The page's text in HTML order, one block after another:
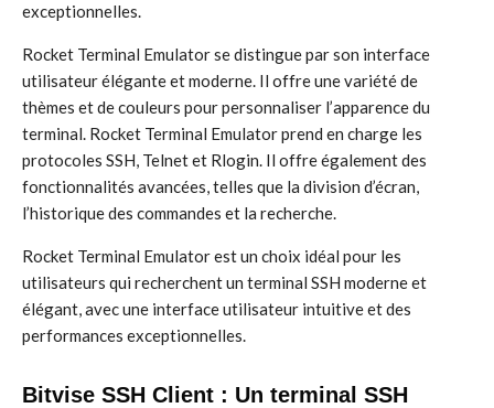
exceptionnelles.
Rocket Terminal Emulator se distingue par son interface
utilisateur élégante et moderne. Il offre une variété de
thèmes et de couleurs pour personnaliser l’apparence du
terminal. Rocket Terminal Emulator prend en charge les
protocoles SSH, Telnet et Rlogin. Il offre également des
fonctionnalités avancées, telles que la division d’écran,
l’historique des commandes et la recherche.
Rocket Terminal Emulator est un choix idéal pour les
utilisateurs qui recherchent un terminal SSH moderne et
élégant, avec une interface utilisateur intuitive et des
performances exceptionnelles.
Bitvise SSH Client : Un terminal SSH